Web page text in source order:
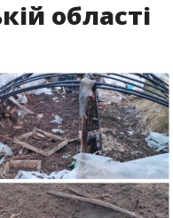
області